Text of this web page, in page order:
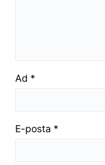
Ad *
E-posta *